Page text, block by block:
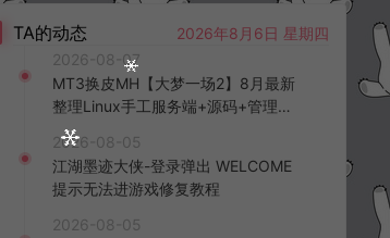
TA的动态
2026年8月6日 星期四
2026-08-07
MT3换皮MH【大梦一场2】8月最新
整理Linux手工服务端+源码+管理后
台+安卓苹果双端+详细搭建教程+视
频教程
2026-08-05
江湖墨迹大侠-登录弹出 WELCOME
提示无法进游戏修复教程
2026-08-05